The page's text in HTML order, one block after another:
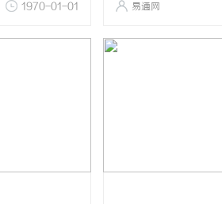
1970-01-01 易通网